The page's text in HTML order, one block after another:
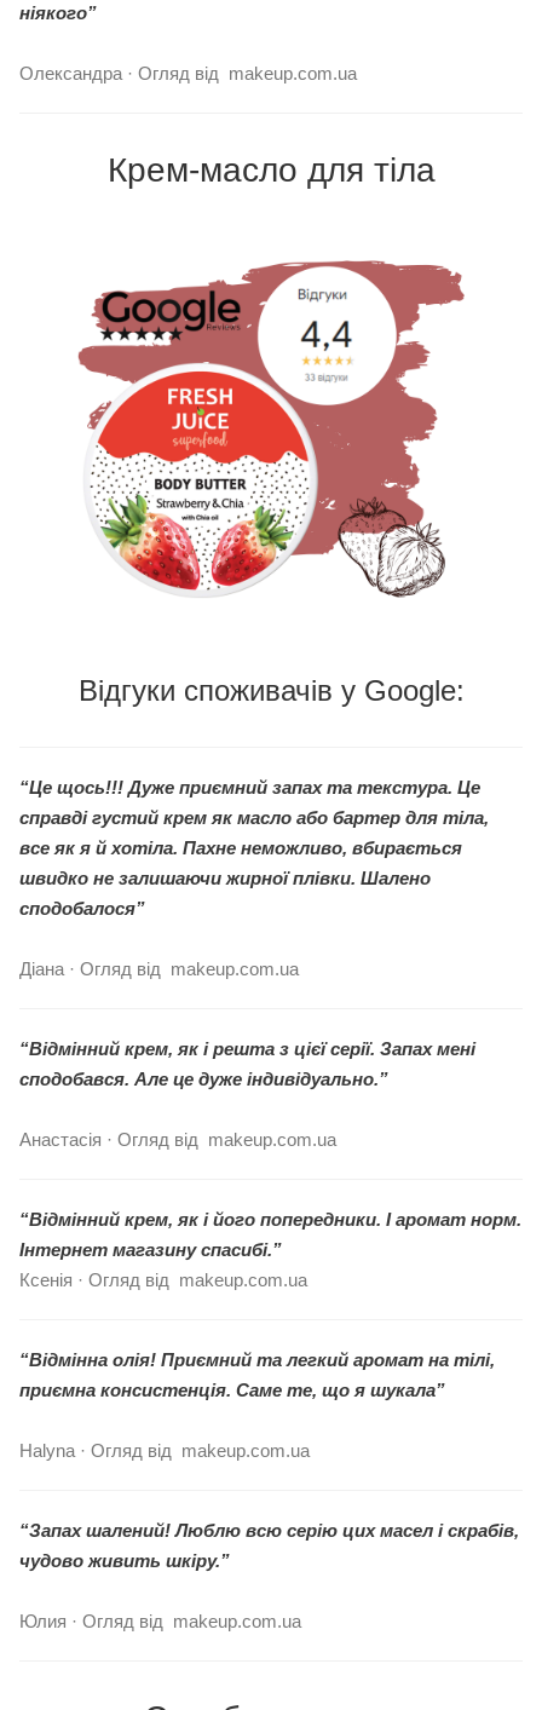
ніякого”
Олександра · Огляд від makeup.com.ua
Крем-масло для тіла
Відгуки споживачів у Google:
“Це щось!!! Дуже приємний запах та текстура. Це
справді густий крем як масло або бартер для тіла,
все як я й хотіла. Пахне неможливо, вбирається
швидко не залишаючи жирної плівки. Шалено
сподобалося”
Діана · Огляд від makeup.com.ua
“Відмінний крем, як і решта з цієї серії. Запах мені
сподобався. Але це дуже індивідуально.”
Анастасія · Огляд від makeup.com.ua
“Відмінний крем, як і його попередники. І аромат норм.
Інтернет магазину спасибі.”
Ксенія · Огляд від makeup.com.ua
“Відмінна олія! Приємний та легкий аромат на тілі,
приємна консистенція. Саме те, що я шукала”
Halyna · Огляд від makeup.com.ua
“Запах шалений! Люблю всю серію цих масел і скрабів,
чудово живить шкіру.”
Юлия · Огляд від makeup.com.ua